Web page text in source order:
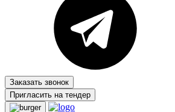
Заказать звонок
Пригласить на тендер